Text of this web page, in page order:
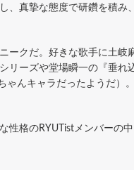
、真摯な態度で研鑽を積み
ークだ。好きな歌手に土
リーズや堂場瞬一の『垂
ゃんキャラだったようだ）。
性格のRYUTistメンバーの